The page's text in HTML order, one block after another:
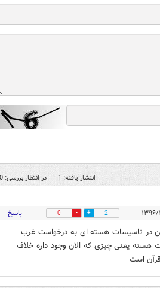
انتشار یافته: 1 در انتظار بررسی: 0
2
0 پاسخ
در تاسیسات هسته ای به درخواست غرب
هسته یعنی چیزی که الان وجود داره خلاف
است